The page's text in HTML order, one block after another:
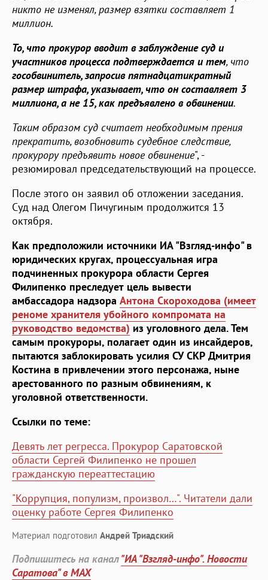
никто не изменял, размер взятки составляет 1
миллион.
То, что прокурор вводит в заблуждение суд и
участников процесса подтверждается и тем, что
гособвинитель, запросив пятнадцатикратный
размер штрафа, указывает, что он составляет 3
миллиона, а не 15, как предъявлено в обвинении.
Таким образом суд считает необходимым прения
прекратить, возобновить судебное следствие,
прокурору предъявить новое обвинение", -
резюмировал председательствующий на процессе.
После этого он заявил об отложении заседания.
Суд над Олегом Пичугиным продолжится 13
октября.
Как предположили источники ИА "Взгляд-инфо" в
юридических кругах, процессуальная игра
подчиненных прокурора области Сергея
Филипенко преследует цель вывести
амбассадора надзора Антона Скороходова (имеет
реноме хранителя убойного компромата на
руководство ведомства) из уголовного дела. Тем
самым прокуроры, полагает один из инсайдеров,
пытаются заблокировать усилия СУ СКР Дмитрия
Костина в привлечении этого персонажа, ныне
арестованного по разным обвинениям, к
уголовной ответственности.
Ссылки по теме:
Девять лет регресса. Прокурор Саратовской
области Сергей Филипенко не прошел
гражданскую переаттестацию
"Коррупция, популизм, произвол…". Читатели дали
оценку работе Сергея Филипенко
Материал подготовил Андрей Триадский
Подпишитесь на канал"ИА "Взгляд-инфо". Новости
Саратова" в MAX